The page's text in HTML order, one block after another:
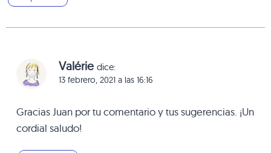
Valérie dice:
13 febrero, 2021 a las 16:16
Gracias Juan por tu comentario y tus sugerencias. ¡Un
cordial saludo!